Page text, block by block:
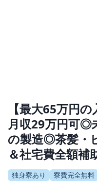
【最大65万円
月収29万円可◎
の製造◎茶髪・
＆社宅費全額補
独身寮あり 寮費完全無料